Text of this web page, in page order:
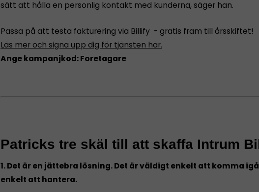
sätt att hålla en personlig kontakt med kunderna, säger han.
Passa på att testa fakturering via Billify - gratis fram till årsskiftet!
Läs mer och signa upp dig för tjänsten här.
Ange kampanjkod: Foretagare
Patricks tre skäl till att skaffa Intrum
1. Det är en jättebra lösning. Det är väldigt enkelt att komma
enkelt att hantera.